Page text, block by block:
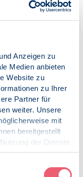
Anzeigen zu
Medien anbieten
Website zu
zu Ihrer
Partner für
weiter. Unsere
mit
bereitgestellt
der Dienste
Düsseldorf zur
die über Libyen
Brief ist in Kürze
für
und aus
Libyen Geflohene